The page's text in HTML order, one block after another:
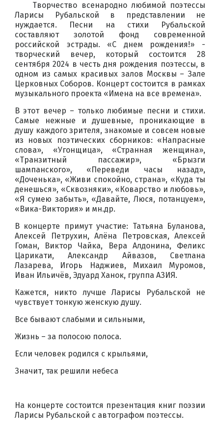
Творчество всенародно любимой поэтессы
Ларисы Рубальской в представлении не
нуждается. Песни на стихи Рубальской
составляют золотой фонд современной
российской эстрады. «С днем рождения!» -
творческий вечер, который состоится 28
сентября 2024 в честь дня рождения поэтессы, в
одном из самых красивых залов Москвы – Зале
Церковных Соборов. Концерт состоится в рамках
музыкального проекта «Имена на все времена».
В этот вечер – только любимые песни и стихи.
Самые нежные и душевные, проникающие в
душу каждого зрителя, знакомые и совсем новые
из новых поэтических сборников: «Напрасные
слова», «Угонщица», «Странная женщина»,
«Транзитный пассажир», «Брызги
шампанского», «Переведи часы назад»,
«Доченька», «Живи спокойно, страна», «Куда ты
денешься», «Сквозняки», «Коварство и любовь»,
«Я сумею забыть», «Давайте, Люся, потанцуем»,
«Вика-Виктория» и мн.др.
В концерте примут участие: Татьяна Буланова,
Алексей Петрухин, Алёна Петровская, Алексей
Гоман, Виктор Чайка, Вера Алдонина, Феликс
Царикати, Александр Айвазов, Светлана
Лазарева, Игорь Наджиев, Михаил Муромов,
Иван Ильичёв, Эдуард Ханок, группа АЗИЯ.
Кажется, никто лучше Ларисы Рубальской не
чувствует тонкую женскую душу.
Все бывают слабыми и сильными,
Жизнь – за полосою полоса.
Если человек родился с крыльями,
Значит, так решили небеса
На концерте состоится презентация книг поэзии
Ларисы Рубальской с автографом поэтессы.